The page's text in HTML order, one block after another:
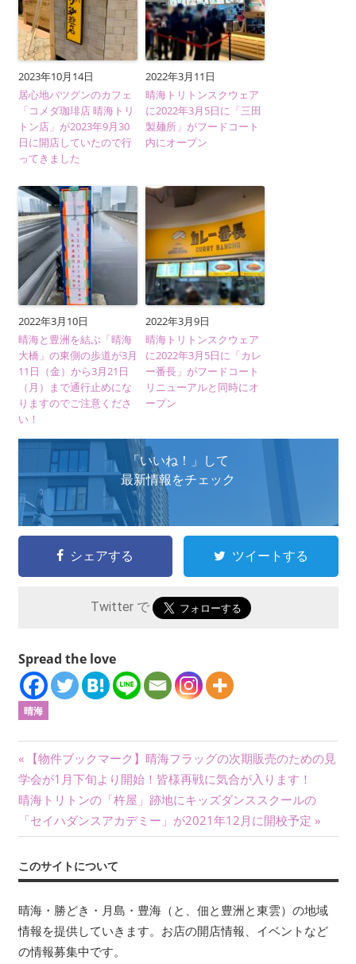
2023年10月14日
居心地バツグンのカフェ
「コメダ珈琲店 晴海トリ
トン店」が2023年9月30
日に開店していたので行
ってきました
2022年3月11日
晴海トリトンスクウェア
に2022年3月5日に「三田
製麺所」がフードコート
内にオープン
2022年3月10日
晴海と豊洲を結ぶ「晴海
大橋」の東側の歩道が3月
11日（金）から3月21日
（月）まで通行止めにな
りますのでご注意くださ
い！
2022年3月9日
晴海トリトンスクウェア
に2022年3月5日に「カレ
ー番長」がフードコート
リニューアルと同時にオ
ープン
「いいね！」して
最新情報をチェック
シェアする ツイートする
Twitter で
Spread the love
晴海
投
稿
ナ
ビ
ゲ
ー
シ
前
の
記
事:
【物件ブックマーク】晴海フラッグの次期販売のための見
学会が1月下旬より開始！皆様再戦に気合が入ります！
次
の
記
事:
晴海トリトンの「杵屋」跡地にキッズダンススクールの
「セイハダンスアカデミー」が2021年12月に開校予定
このサイトについて
晴海・勝どき・月島・豊海（と、佃と豊洲と東雲）の地域
情報を提供していきます。お店の開店情報、イベントなど
の情報募集中です。